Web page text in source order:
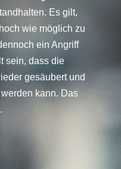
Es gilt,
wie möglich zu
ein Angriff
sein, dass die
gesäubert und
kann. Das